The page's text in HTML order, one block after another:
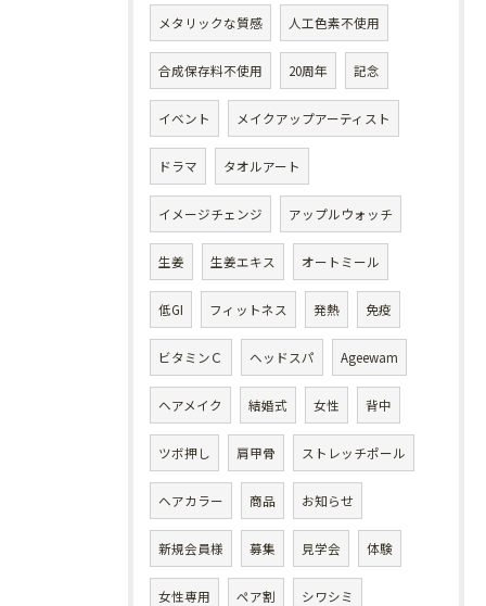
メタリックな質感 人工色素不使用
合成保存料不使用 20周年 記念
イベント メイクアップアーティスト
ドラマ タオルアート
イメージチェンジ アップルウォッチ
生姜 生姜エキス オートミール
低GI フィットネス 発熱 免疫
ビタミンＣ ヘッドスパ Ageewam
ヘアメイク 結婚式 女性 背中
ツボ押し 肩甲骨 ストレッチポール
ヘアカラー 商品 お知らせ
新規会員様 募集 見学会 体験
女性専用 ペア割 シワシミ